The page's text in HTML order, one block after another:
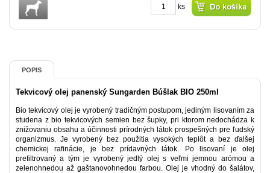
ks
POPIS
Tekvicový olej panenský Sungarden Búšlak BIO 250ml
Bio tekvicový olej je vyrobený tradičným postupom, jediným lisovaním za
studena z bio tekvicových semien bez šupky, pri ktorom nedochádza k
znižovaniu obsahu a účinnosti prírodných látok prospešných pre ľudský
organizmus. Je vyrobený bez použitia vysokých teplôt a bez ďalšej
chemickej rafinácie, je bez prídavných látok. Po lisovaní je olej
prefiltrovaný a tým je vyrobený jedlý olej s veľmi jemnou arómou a
zelenohnedou až gaštanovohnedou farbou. Olej je vhodný do šalátov,